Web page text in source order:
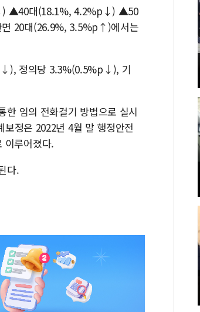
▲40대(18.1%, 4.2%p↓) ▲50
20대(26.9%, 3.5%p↑)에서는
정의당 3.3%(0.5%p↓), 기
한 임의 전화걸기 방법으로 실시
정은 2022년 4월 말 행정안전
이루어졌다.
다.